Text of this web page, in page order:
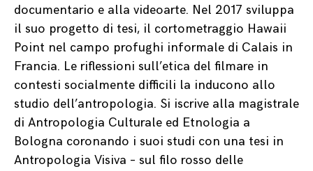
documentario e alla videoarte. Nel 2017 sviluppa
il suo progetto di tesi, il cortometraggio Hawaii
Point nel campo profughi informale di Calais in
Francia. Le riflessioni sull’etica del filmare in
contesti socialmente difficili la inducono allo
studio dell’antropologia. Si iscrive alla magistrale
di Antropologia Culturale ed Etnologia a
Bologna coronando i suoi studi con una tesi in
Antropologia Visiva – sul filo rosso delle